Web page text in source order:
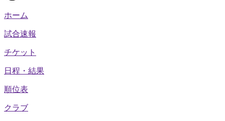
ホーム
試合速報
チケット
日程・結果
順位表
クラブ